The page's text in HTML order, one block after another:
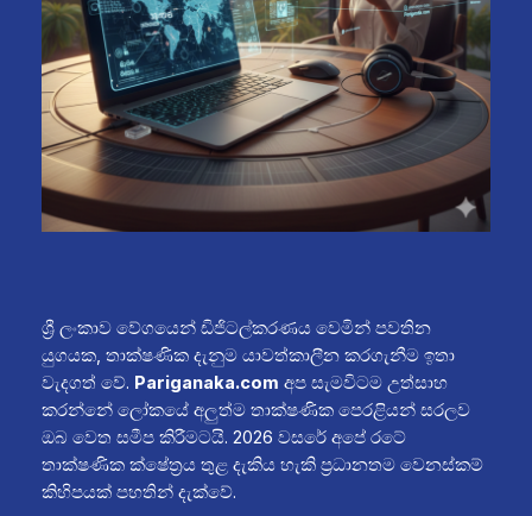
ශ්‍රී ලංකාව වේගයෙන් ඩිජිටල්කරණය වෙමින් පවතින
යුගයක, තාක්ෂණික දැනුම යාවත්කාලීන කරගැනීම ඉතා
වැදගත් වේ. Pariganaka.com අප සැමවිටම උත්සාහ
කරන්නේ ලෝකයේ අලුත්ම තාක්ෂණික පෙරළියන් සරලව
ඔබ වෙත සමීප කිරීමටයි. 2026 වසරේ අපේ රටේ
තාක්ෂණික ක්ෂේත්‍රය තුළ දැකිය හැකි ප්‍රධානතම වෙනස්කම්
කිහිපයක් පහතින් දැක්වේ.